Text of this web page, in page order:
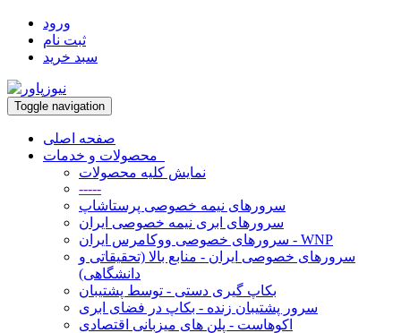
ورود
ثبت نام
سبد خرید
Toggle navigation
صفحه اصلی
نمایش کلیه محصولات
-----
سرورهای نیمه خصوصی پرستاشاپ
سرورهای ابری نیمه خصوصی ایران
سرورهای خصوصی ووکامرس ایران - WNP
سرورهای خصوصی ایران - منابع بالا (تحقیقاتی و
دانشگاهی)
بکاپ گیری دستی - توسط پشتیبان
سرور پشتیبان زنده - بکاپ در فضای ابری
اکوهاست - پلن های میزبانی اقتصادی